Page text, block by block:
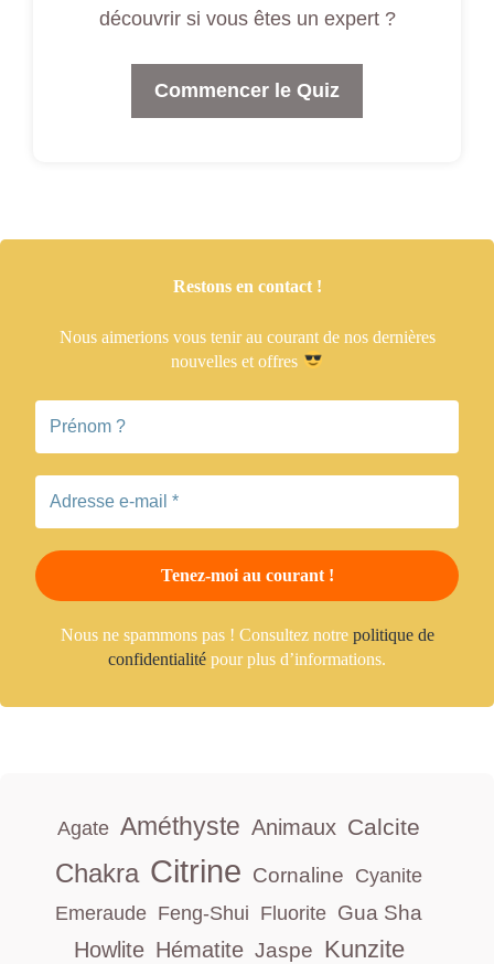
découvrir si vous êtes un expert ?
Commencer le Quiz
Restons en contact !
Nous aimerions vous tenir au courant de nos dernières
nouvelles et offres
Nous ne spammons pas ! Consultez notre politique de
confidentialité pour plus d’informations.
Agate Améthyste Animaux Calcite
Chakra Citrine Cornaline Cyanite
Emeraude Feng-Shui Fluorite Gua Sha
Howlite Hématite Jaspe Kunzite